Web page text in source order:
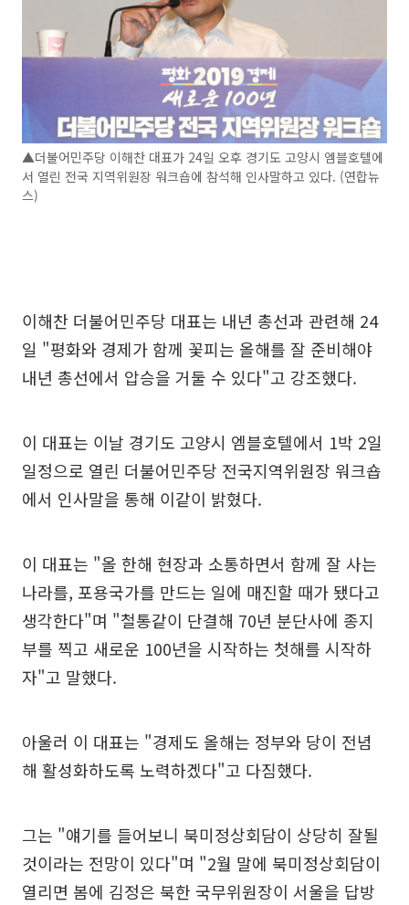
▲더불어민주당 이해찬 대표가 24일 오후 경기도 고양시 엠블호텔에
서 열린 전국 지역위원장 워크숍에 참석해 인사말하고 있다. (연합뉴
스)
이해찬 더불어민주당 대표는 내년 총선과 관련해 24
일 "평화와 경제가 함께 꽃피는 올해를 잘 준비해야
내년 총선에서 압승을 거둘 수 있다"고 강조했다.
이 대표는 이날 경기도 고양시 엠블호텔에서 1박 2일
일정으로 열린 더불어민주당 전국지역위원장 워크숍
에서 인사말을 통해 이같이 밝혔다.
이 대표는 "올 한해 현장과 소통하면서 함께 잘 사는
나라를, 포용국가를 만드는 일에 매진할 때가 됐다고
생각한다"며 "철통같이 단결해 70년 분단사에 종지
부를 찍고 새로운 100년을 시작하는 첫해를 시작하
자"고 말했다.
아울러 이 대표는 "경제도 올해는 정부와 당이 전념
해 활성화하도록 노력하겠다"고 다짐했다.
그는 "얘기를 들어보니 북미정상회담이 상당히 잘될
것이라는 전망이 있다"며 "2월 말에 북미정상회담이
열리면 봄에 김정은 북한 국무위원장이 서울을 답방